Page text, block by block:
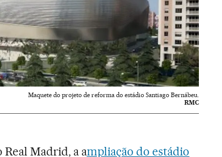
Maquete do projeto de reforma do estádio Santiago Bernábeu.
RMC
Madrid, a ampliação do estádio